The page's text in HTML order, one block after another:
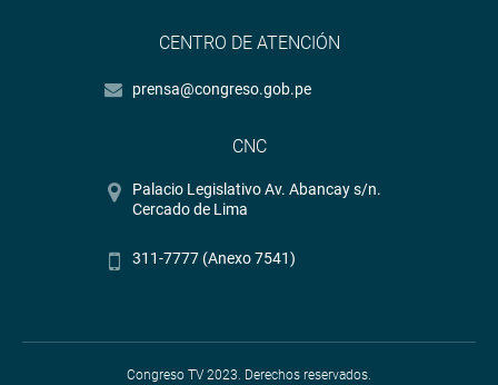
CENTRO DE ATENCIÓN
prensa@congreso.gob.pe
CNC
Palacio Legislativo Av. Abancay s/n.
Cercado de Lima
311-7777 (Anexo 7541)
Congreso TV 2023. Derechos reservados.